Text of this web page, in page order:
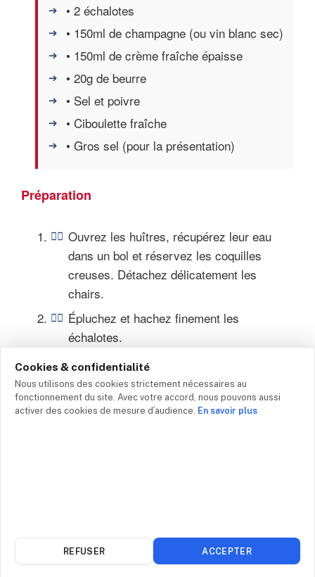
• 2 échalotes
• 150ml de champagne (ou vin blanc sec)
• 150ml de crème fraîche épaisse
• 20g de beurre
• Sel et poivre
• Ciboulette fraîche
• Gros sel (pour la présentation)
Préparation
Ouvrez les huîtres, récupérez leur eau
dans un bol et réservez les coquilles
creuses. Détachez délicatement les
chairs.
Épluchez et hachez finement les
échalotes.
Dans une casserole, faites fondre le
beurre et faites revenir les échalotes 2
minutes sans coloration.
onctueuse.
Ajoutez les chairs d’huîtres dans la sauce
Cookies & confidentialité
Nous utilisons des cookies strictement nécessaires au
fonctionnement du site. Avec votre accord, nous pouvons aussi
activer des cookies de mesure d’audience. En savoir plus
REFUSER ACCEPTER